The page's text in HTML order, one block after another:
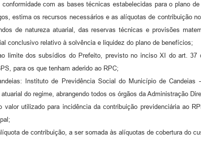
com as bases técnicas estabelecidas para o plano
estima os recursos necessários e as alíquotas de contribuição
de natureza atuarial, das reservas técnicas e provisões
conclusivo relativo à solvência e liquidez do plano de benefícios;
limite dos subsídios do Prefeito, previsto no inciso XI do art.
para os que tenham aderido ao RPC;
Instituto de Previdência Social do Município de Candeias
do regime, abrangendo todos os órgãos da Administração
utilizado para incidência da contribuição previdenciária ao
de contribuição, a ser somada às alíquotas de cobertura do